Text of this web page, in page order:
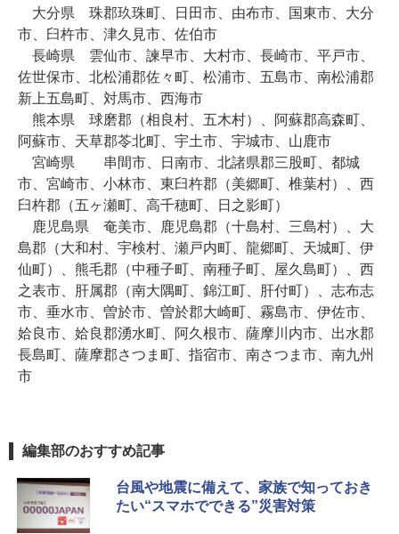
大分県 珠郡玖珠町、日田市、由布市、国東市、大分
市、臼杵市、津久見市、佐伯市
長崎県 雲仙市、諫早市、大村市、長崎市、平戸市、
佐世保市、北松浦郡佐々町、松浦市、五島市、南松浦郡
新上五島町、対馬市、西海市
熊本県 球磨郡（相良村、五木村）、阿蘇郡高森町、
阿蘇市、天草郡苓北町、宇土市、宇城市、山鹿市
宮崎県 串間市、日南市、北諸県郡三股町、都城
市、宮崎市、小林市、東臼杵郡（美郷町、椎葉村）、西
臼杵郡（五ヶ瀬町、高千穂町、日之影町）
鹿児島県 奄美市、鹿児島郡（十島村、三島村）、大
島郡（大和村、宇検村、瀬戸内町、龍郷町、天城町、伊
仙町）、熊毛郡（中種子町、南種子町、屋久島町）、西
之表市、肝属郡（南大隅町、錦江町、肝付町）、志布志
市、垂水市、曽於市、曽於郡大崎町、霧島市、伊佐市、
姶良市、姶良郡湧水町、阿久根市、薩摩川内市、出水郡
長島町、薩摩郡さつま町、指宿市、南さつま市、南九州
市
編集部のおすすめ記事
台風や地震に備えて、家族で知っておき
たい“スマホでできる”災害対策